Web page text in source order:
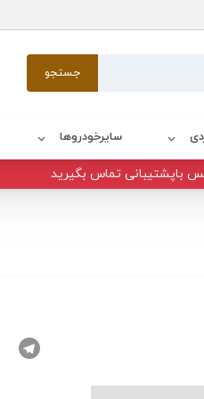
جستجو
سایرخودروها
باپشتیبانی تماس بگیرید